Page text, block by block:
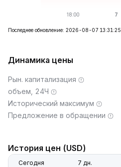
Последнее обновление: 2026-08-07 13:31:25
Динамика цены
Рын. капитализация
объем, 24Ч
Исторический максимум
Предложение в обращении
История цен (USD)
Сегодня 7 дн.